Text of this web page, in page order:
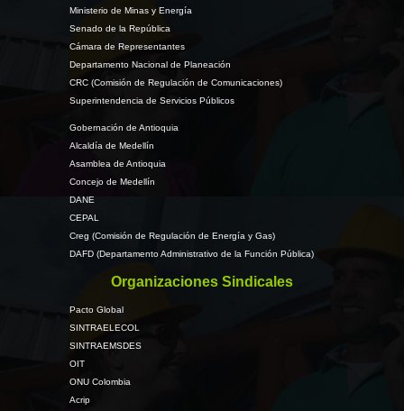
Ministerio de Minas y Energía
Senado de la República
Cámara de Representantes
Departamento Nacional de Planeación
CRC (Comisión de Regulación de Comunicaciones)
Superintendencia de Servicios Públicos
Gobernación de Antioquia
Alcaldía de Medellín
Asamblea de Antioquia
Concejo de Medellín
DANE
CEPAL
Creg (Comisión de Regulación de Energía y Gas)
DAFD (Departamento Administrativo de la Función Pública)
Organizaciones Sindicales
Pacto Global
SINTRAELECOL
SINTRAEMSDES
OIT
ONU Colombia
Acrip